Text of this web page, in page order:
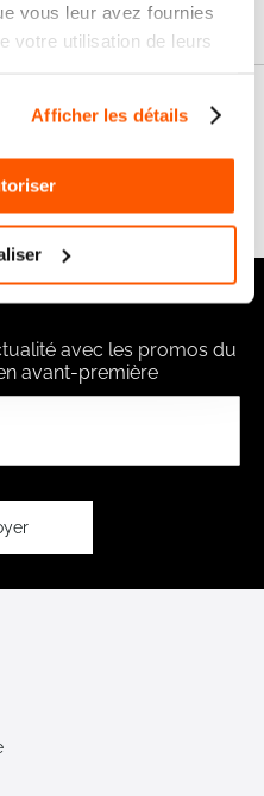
vous leur avez fournies
votre utilisation de leurs
Afficher les détails
avec les promos du
avant-première